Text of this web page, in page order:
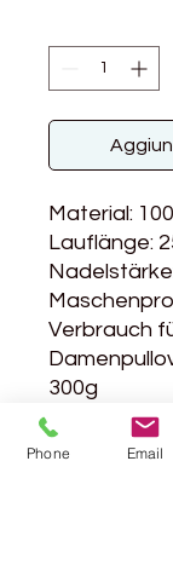
Material:
Lauflänge:
Verbrauch
300g
Handwäsche
Phone Email